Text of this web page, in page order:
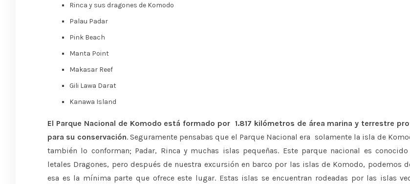
Rinca y sus dragones de Komodo
Palau Padar
Pink Beach
Manta Point
Makasar Reef
Gili Lawa Darat
Kanawa Island
El Parque Nacional de Komodo está formado por 1.817 kilómetros de área marina y terrestre
para su conservación. Seguramente pensabas que el Parque Nacional era solamente la isla de
también lo conforman; Padar, Rinca y muchas islas pequeñas. Este parque nacional es
letales Dragones, pero después de nuestra excursión en barco por las islas de Komodo, podemos
esa es la mínima parte que ofrece este lugar. Estas islas se encuentran rodeadas por las islas